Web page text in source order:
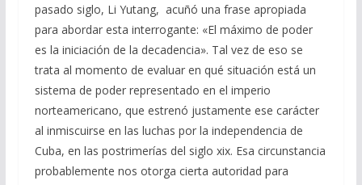
pasado siglo, Li Yutang, acuñó una frase apropiada
para abordar esta interrogante: «El máximo de poder
es la iniciación de la decadencia». Tal vez de eso se
trata al momento de evaluar en qué situación está un
sistema de poder representado en el imperio
norteamericano, que estrenó justamente ese carácter
al inmiscuirse en las luchas por la independencia de
Cuba, en las postrimerías del siglo xix. Esa circunstancia
probablemente nos otorga cierta autoridad para